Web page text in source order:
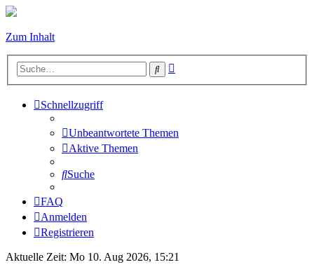
Zum Inhalt
Suche
Schnellzugriff
Unbeantwortete Themen
Aktive Themen
Suche
FAQ
Anmelden
Registrieren
Aktuelle Zeit: Mo 10. Aug 2026, 15:21